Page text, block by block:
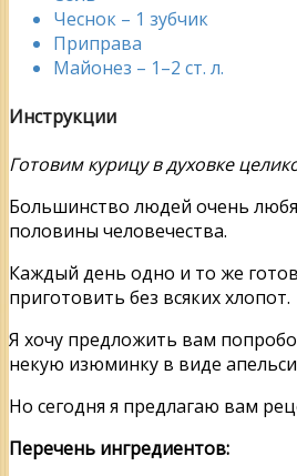
Чеснок – 1 зубчик
Приправа
Майонез – 1–2 ст. л.
Инструкции
Готовим курицу в духовке
Большинство людей очень
половины человечества.
Каждый день одно и то же
приготовить без всяких хлопот.
Я хочу предложить вам
некую изюминку в виде
Но сегодня я предлагаю вам
Перечень ингредиентов: